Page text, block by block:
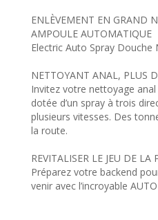
ENLÈVEMENT EN GRAND
AMPOULE AUTOMATIQUE
Electric Auto Spray Douche
NETTOYANT ANAL, PLUS
Invitez votre nettoyage anal
dotée d’un spray à trois
plusieurs vitesses. Des
la route.
REVITALISER LE JEU DE LA
Préparez votre backend
venir avec l’incroyable